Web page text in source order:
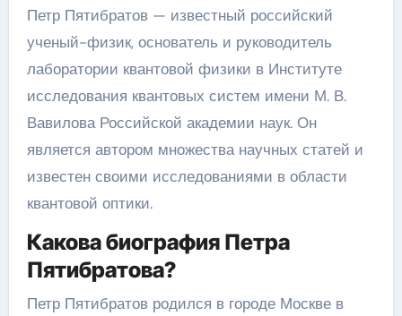
Петр Пятибратов — известный российский
ученый-физик, основатель и руководитель
лаборатории квантовой физики в Институте
исследования квантовых систем имени М. В.
Вавилова Российской академии наук. Он
является автором множества научных статей и
известен своими исследованиями в области
квантовой оптики.
Какова биография Петра
Пятибратова?
Петр Пятибратов родился в городе Москве в